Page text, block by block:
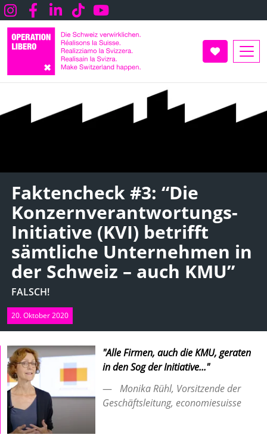
Direkt
zum
Inhalt
Instagram
FacebookLInkedin
TikTokYoutube
Faktencheck #3: “Die
Konzernverantwortungs-
Initiative (KVI) betrifft
sämtliche Unternehmen in
der Schweiz – auch KMU”
FALSCH!
20. Oktober 2020
"Alle Firmen, auch die KMU, geraten
in den Sog der Initiative..."
Monika Rühl, Vorsitzende der
Geschäftsleitung, economiesuisse